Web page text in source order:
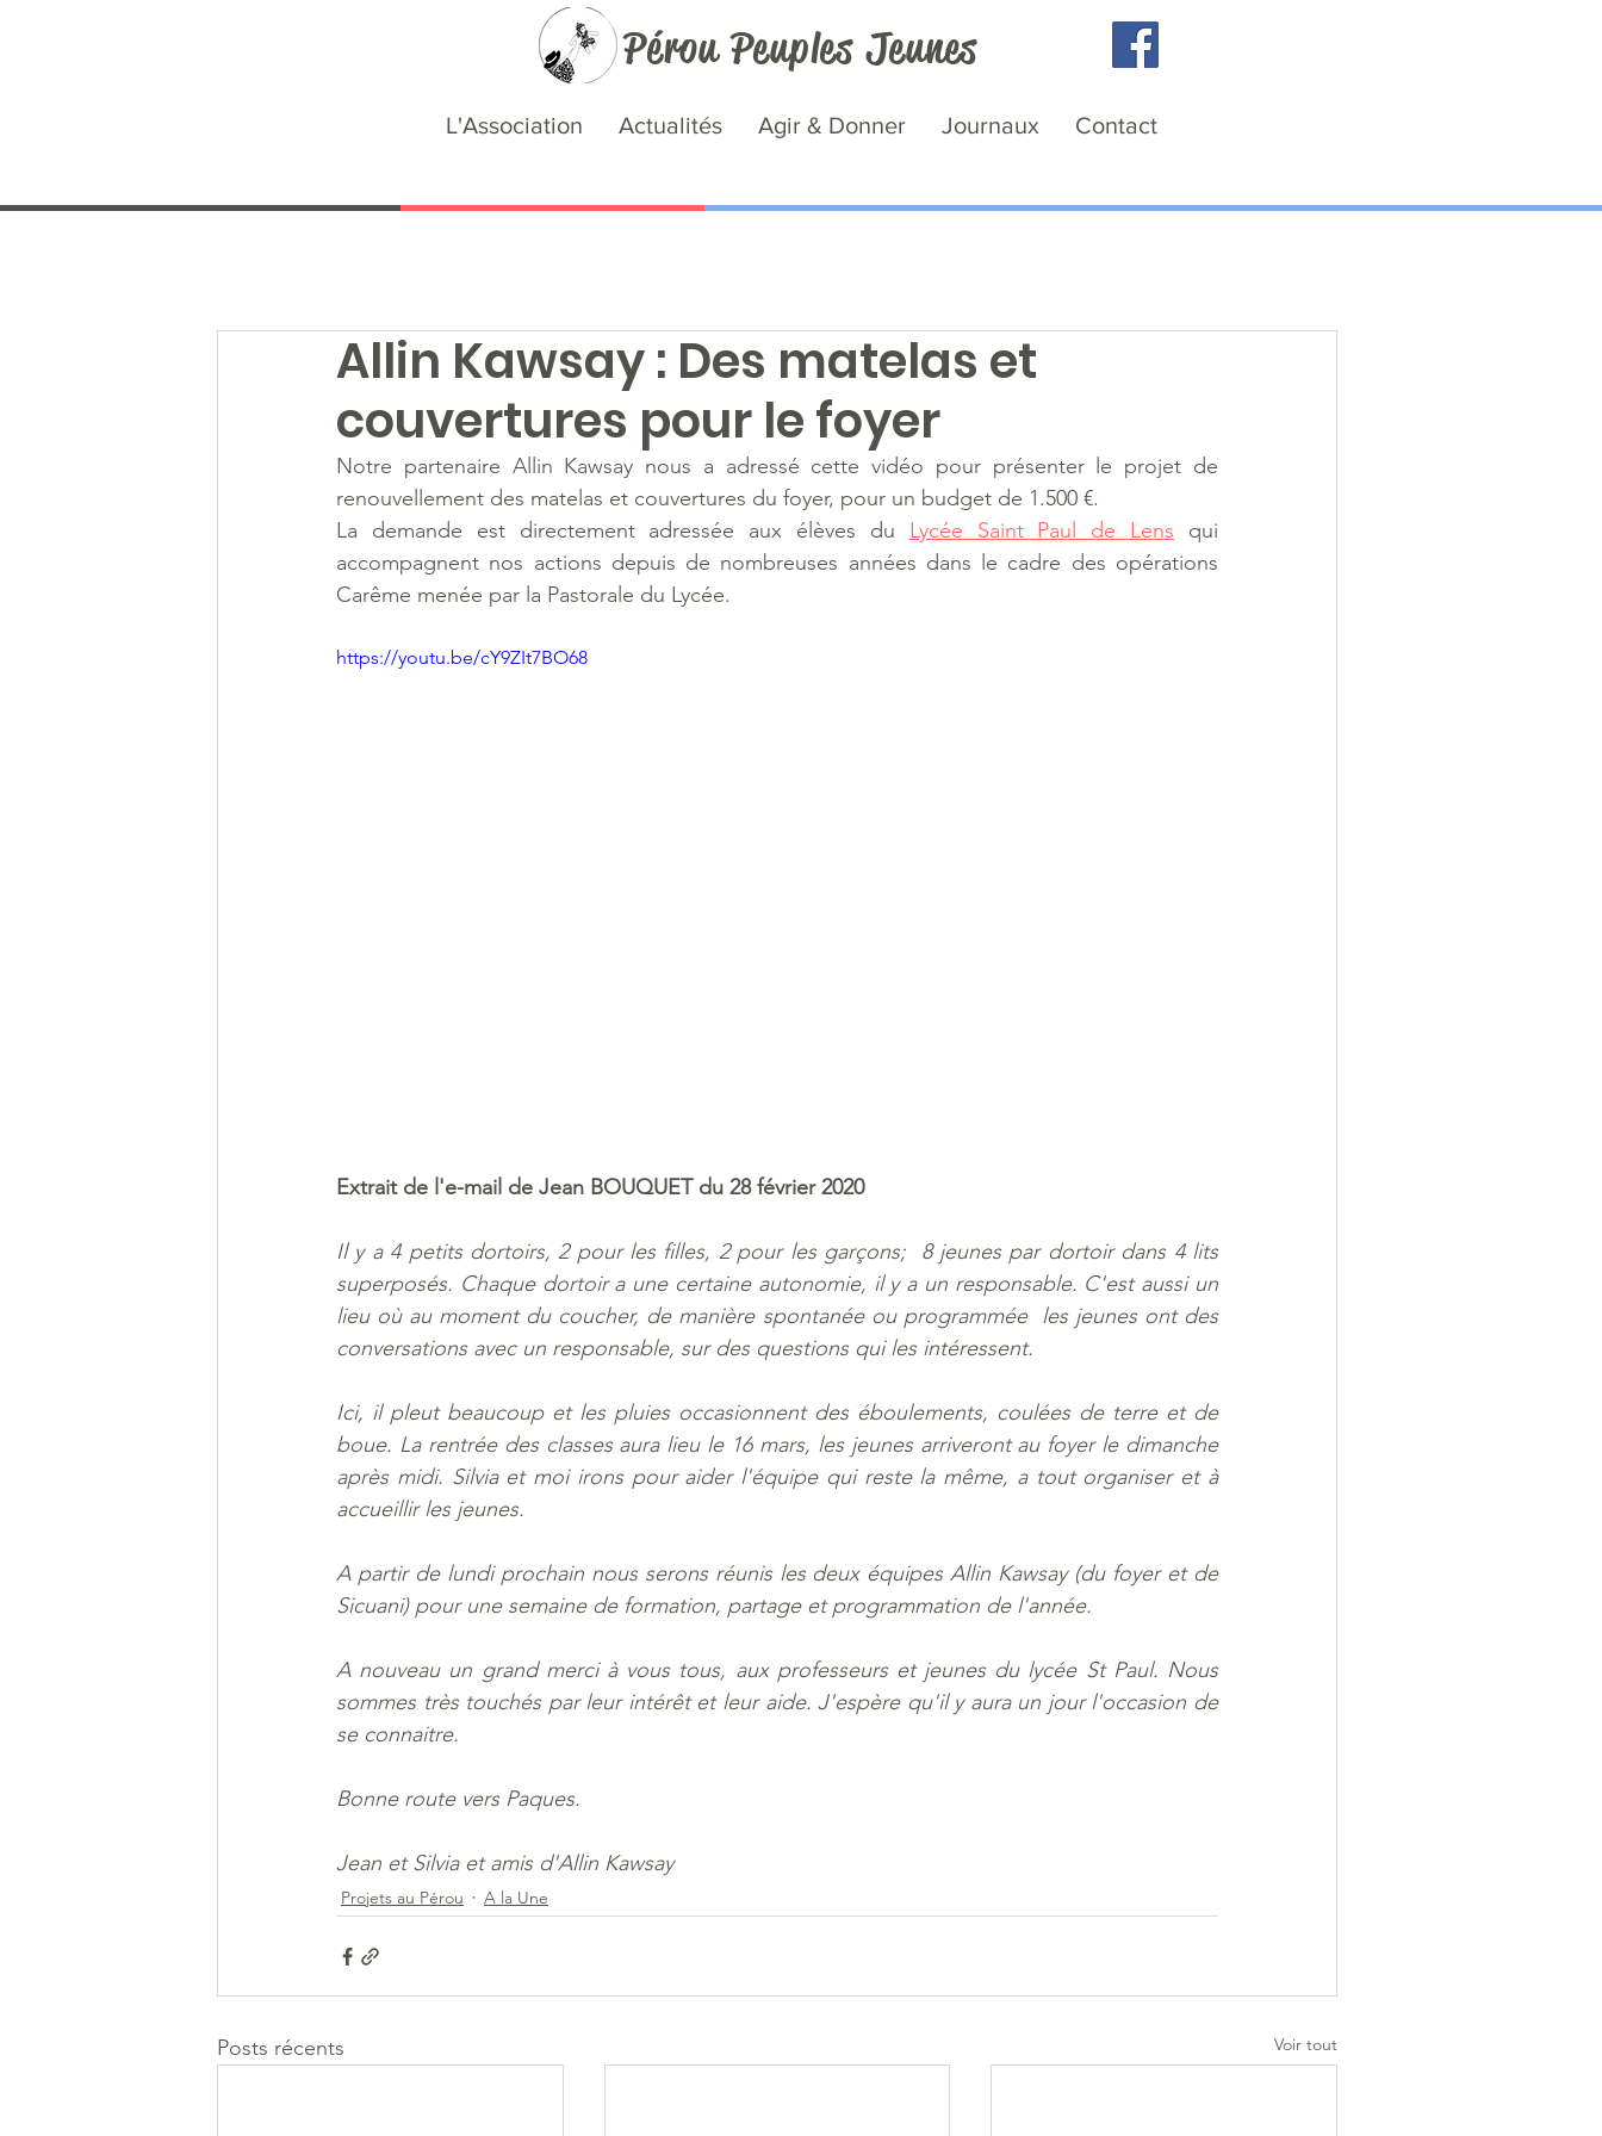
Pérou Peuples Jeunes
L'Association Actualités Agir & Donner Journaux Contact
Allin Kawsay : Des matelas et
couvertures pour le foyer
Notre partenaire Allin Kawsay nous a adressé cette vidéo pour présenter le projet de
renouvellement des matelas et couvertures du foyer, pour un budget de 1.500 €.
La demande est directement adressée aux élèves du Lycée Saint Paul de Lens qui
accompagnent nos actions depuis de nombreuses années dans le cadre des opérations
Carême menée par la Pastorale du Lycée.
https://youtu.be/cY9ZIt7BO68
Extrait de l'e-mail de Jean BOUQUET du 28 février 2020
Il y a 4 petits dortoirs, 2 pour les filles, 2 pour les garçons;  8 jeunes par dortoir dans 4 lits
superposés. Chaque dortoir a une certaine autonomie, il y a un responsable. C'est aussi un
lieu où au moment du coucher, de manière spontanée ou programmée  les jeunes ont des
conversations avec un responsable, sur des questions qui les intéressent.
Ici, il pleut beaucoup et les pluies occasionnent des éboulements, coulées de terre et de
boue. La rentrée des classes aura lieu le 16 mars, les jeunes arriveront au foyer le dimanche
après midi. Silvia et moi irons pour aider l'équipe qui reste la même, a tout organiser et à
accueillir les jeunes.
A partir de lundi prochain nous serons réunis les deux équipes Allin Kawsay (du foyer et de
Sicuani) pour une semaine de formation, partage et programmation de l'année.
A nouveau un grand merci à vous tous, aux professeurs et jeunes du lycée St Paul. Nous
sommes très touchés par leur intérêt et leur aide. J'espère qu'il y aura un jour l'occasion de
se connaitre.
Bonne route vers Paques.
Jean et Silvia et amis d'Allin Kawsay
Projets au Pérou A la Une
Posts récents Voir tout